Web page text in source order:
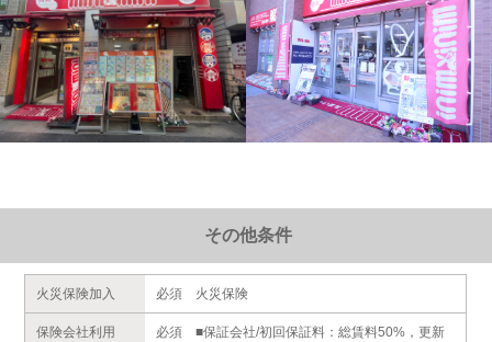
その他条件
火災保険加入 必須 火災保険
保険会社利用
必須 ■保証会社/初回保証料：総賃料50%，更新